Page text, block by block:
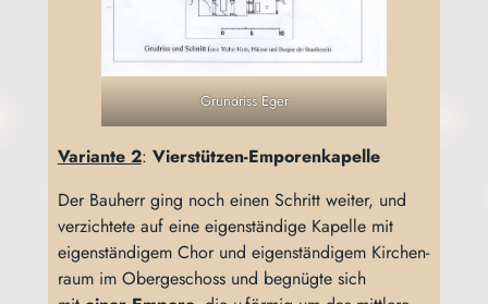
Grund­riss Eger
Vari­an­te 2: Vier­stüt­zen-Empo­ren­ka­pel­le
Der Bau­herr ging noch einen Schritt wei­ter, und
ver­zich­te­te auf eine eigen­stän­di­ge Kapel­le mit
eigen­stän­di­gem Chor und eigen­stän­di­gem Kir­chen­
raum im Ober­ge­schoss und begnüg­te sich